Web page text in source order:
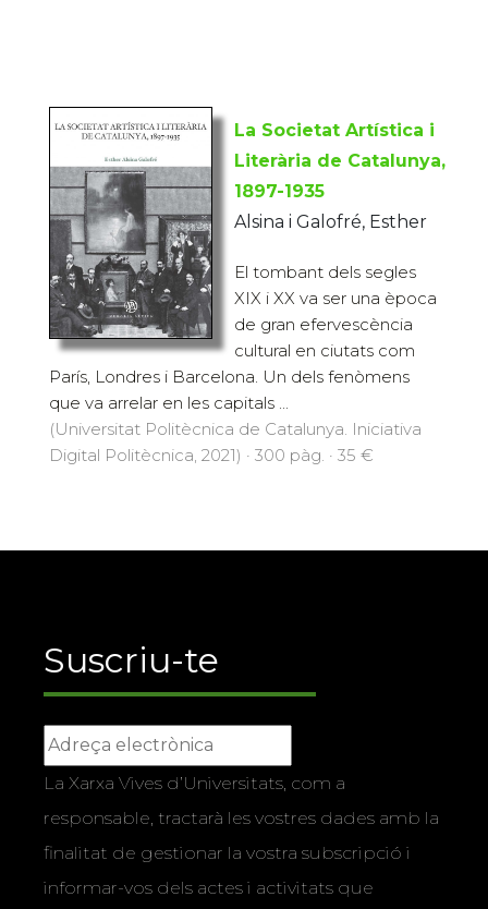
La Societat Artística i
Literària de Catalunya,
1897-1935
Alsina i Galofré, Esther
El tombant dels segles
XIX i XX va ser una època
de gran efervescència
cultural en ciutats com
París, Londres i Barcelona. Un dels fenòmens
que va arrelar en les capitals ...
(Universitat Politècnica de Catalunya. Iniciativa
Digital Politècnica, 2021) · 300 pàg. · 35 €
Suscriu-te
La Xarxa Vives d’Universitats, com a
responsable, tractarà les vostres dades amb la
finalitat de gestionar la vostra subscripció i
informar-vos dels actes i activitats que